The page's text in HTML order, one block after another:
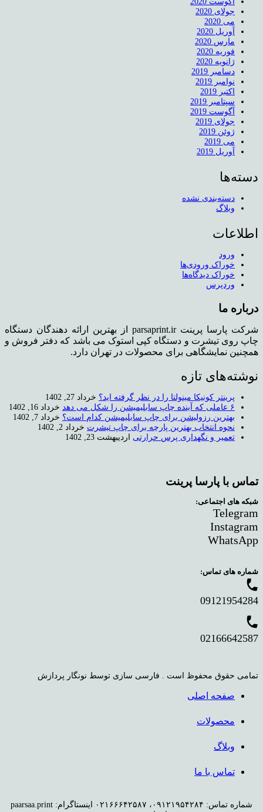
جولای 2020
می 2020
آوریل 2020
مارس 2020
فوریه 2020
ژانویه 2020
دسامبر 2019
نوامبر 2019
اکتبر 2019
سپتامبر 2019
آگوست 2019
جولای 2019
ژوئن 2019
می 2019
آوریل 2019
دسته‌ها
دسته‌بندی نشده
وبلاگ
اطلاعات
ورود
خوراک ورودی‌ها
خوراک دیدگاه‌ها
وردپرس
درباره ما
شرکت پارسا پرینت parsaprint.ir از بهترین ارائه دهندگان دستگاه
چاپ روی تیشرت و دستگاه کپی استوک می باشد که دفتر فروش و
همچنین نمایشگاهی برای محصولات در تهران دارد.
نوشته‌های تازه
پرینتر کونیکا مینولتا را در نظر گرفته اید؟ خرداد 27, 1402
خرداد 16, 1402
بهترین رزولیشن برای چاپ سابلیمیشن کدام است؟ خرداد 7, 1402
نحوه انتخاب بهترین پارچه برای چاپ تیشرت خرداد 2, 1402
تعمیر و نگهداری پرس حرارتی اردیبهشت 23, 1402
تماس با پارسا پرینت
شبکه های اجتماعی:
Telegram
Instagram
WhatsApp
شماره های تماس:
phone
09121954284
phone
02166642587
تمامی حقوق محفوظ است . فارسی سازی توسط نونگار پردازش
صفحه اصلی
محصولات
وبلاگ
تماس با ما
شماره تماس: ۰۹۱۲۱۹۵۴۲۸۴، ۰۲۱۶۶۶۴۲۵۸۷ اینستاگرام: paarsaa.print